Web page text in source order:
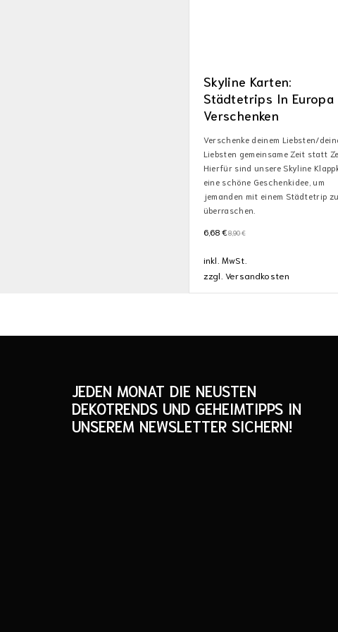
Skyline Karten:
Städtetrips In Europa
Verschenken
Verschenke deinem Liebsten/
Liebsten gemeinsame Zeit statt
Hierfür sind unsere Skyline
eine schöne Geschenkidee, um
jemanden mit einem Städtetrip zu
überraschen.
8,90€
6,68€
inkl. MwSt.
zzgl. Versandkosten
JEDEN MONAT DIE NEUSTEN
DEKOTRENDS UND GEHEIMTIPPS IN
UNSEREM NEWSLETTER SICHERN!